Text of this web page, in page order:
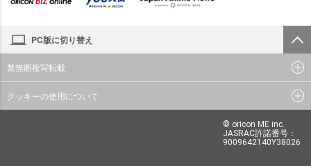
PC版に切り替え
禁無断複写転載
クッキーの使用について
© oricon ME inc.
JASRAC許諾番号：
9009642140Y38026